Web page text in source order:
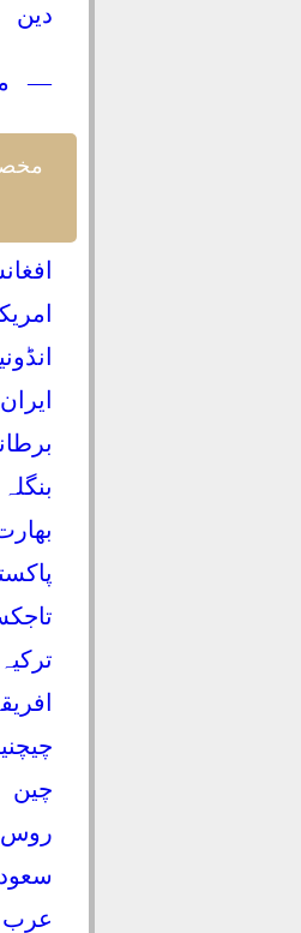
دین
—
ایران
ترکیہ
افریقہ
چین
روس
عرب